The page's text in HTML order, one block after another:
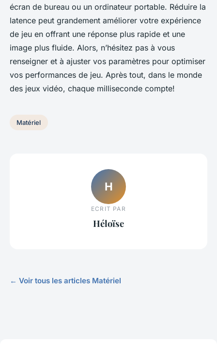
écran de bureau ou un ordinateur portable. Réduire la
latence peut grandement améliorer votre expérience
de jeu en offrant une réponse plus rapide et une
image plus fluide. Alors, n’hésitez pas à vous
renseigner et à ajuster vos paramètres pour optimiser
vos performances de jeu. Après tout, dans le monde
des jeux vidéo, chaque milliseconde compte!
Matériel
H
ECRIT PAR
Héloïse
← Voir tous les articles Matériel